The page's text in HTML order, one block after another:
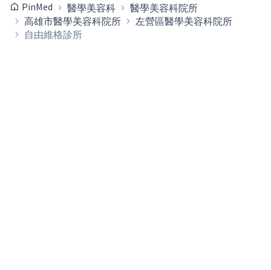
PinMed
醫學美容科
醫學美容科院所
高雄市醫學美容科院所
左營區醫學美容科院所
自由維格診所